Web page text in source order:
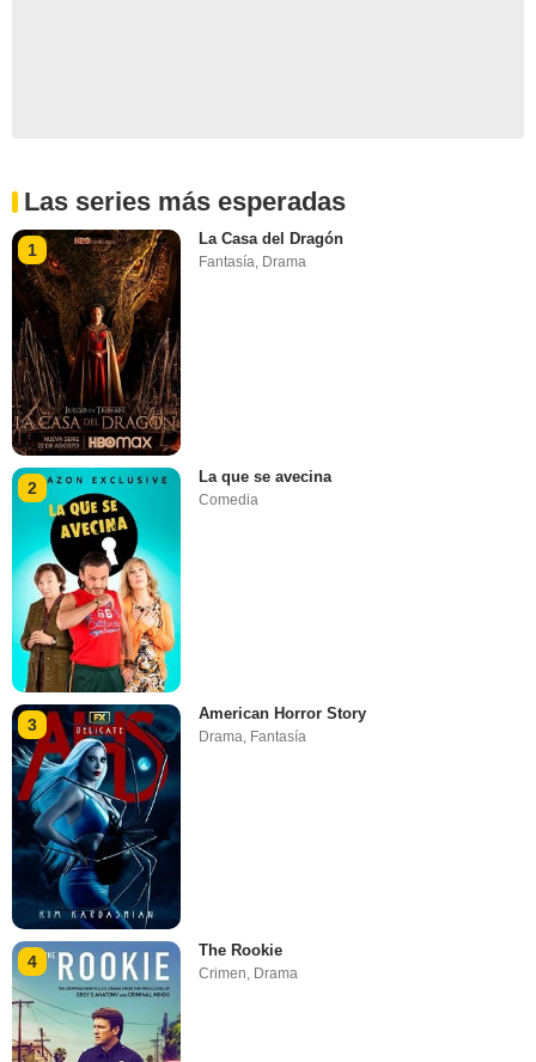
Las series más esperadas
1
La Casa del Dragón
Fantasía, Drama
2
La que se avecina
Comedia
3
American Horror Story
Drama, Fantasía
4
The Rookie
Crimen, Drama